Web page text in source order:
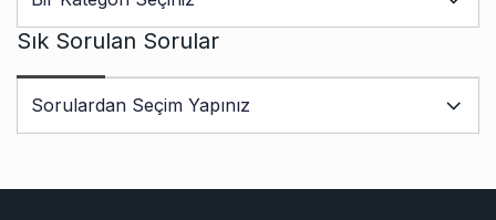
Sık Sorulan Sorular